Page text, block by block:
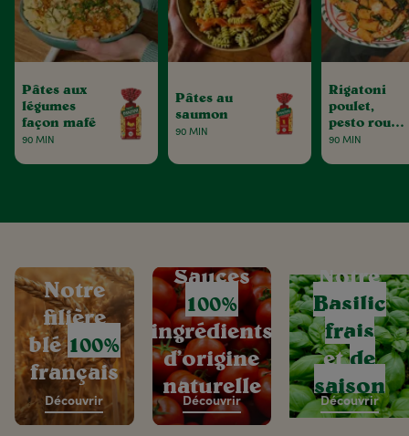
Pâtes aux
légumes
façon mafé
90 MIN
Pâtes au
saumon
90 MIN
Rigatoni
poulet,
pesto rouge
& tomates
90 MIN
Notre
filière
blé100%
français
Découvrir
Sauces
100%
ingrédients
d’origine
naturelle
Découvrir
Notre
Basilic
frais
etde
saison
Découvrir